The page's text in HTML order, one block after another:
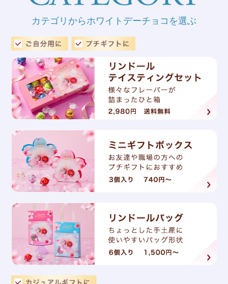
カテゴリからホワイトデーチョコを選ぶ